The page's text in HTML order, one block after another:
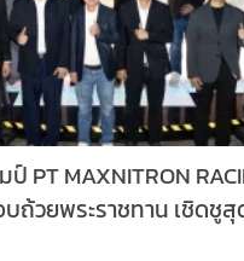
PT MAXNITRON
บถ้วยพระราชทาน เชิดชู